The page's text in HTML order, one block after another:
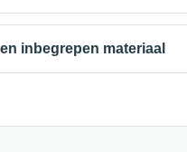
inbegrepen materiaal